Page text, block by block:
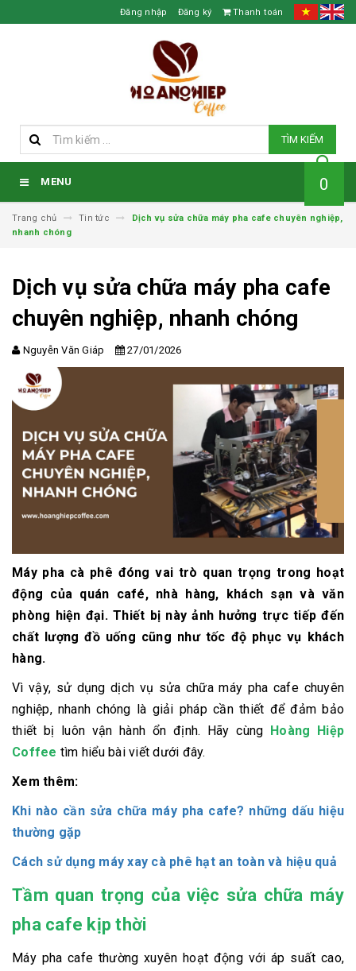
Đăng nhập Đăng ký Thanh toán
TÌM KIẾM
MENU 0
Trang chủ Tin tức
Dịch vụ sửa chữa máy pha cafe chuyên nghiệp,
nhanh chóng
Dịch vụ sửa chữa máy pha cafe
chuyên nghiệp, nhanh chóng
Nguyễn Văn Giáp 27/01/2026
Máy pha cà phê đóng vai trò quan trọng trong hoạt
động của quán café, nhà hàng, khách sạn và văn
phòng hiện đại. Thiết bị này ảnh hưởng trực tiếp đến
chất lượng đồ uống cũng như tốc độ phục vụ khách
hàng.
Vì vậy, sử dụng dịch vụ sửa chữa máy pha cafe chuyên
nghiệp, nhanh chóng là giải pháp cần thiết để đảm bảo
thiết bị luôn vận hành ổn định. Hãy cùng Hoàng Hiệp
Coffee tìm hiểu bài viết dưới đây.
Xem thêm:
Khi nào cần sửa chữa máy pha cafe? những dấu hiệu
thường gặp
Cách sử dụng máy xay cà phê hạt an toàn và hiệu quả
Tầm quan trọng của việc sửa chữa máy
pha cafe kịp thời
Máy pha cafe thường xuyên hoạt động với áp suất cao,